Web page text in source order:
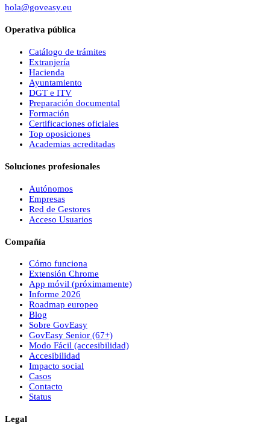
hola@goveasy.eu
Operativa pública
Catálogo de trámites
Extranjería
Hacienda
Ayuntamiento
DGT e ITV
Preparación documental
Formación
Certificaciones oficiales
Top oposiciones
Academias acreditadas
Soluciones profesionales
Autónomos
Empresas
Red de Gestores
Acceso Usuarios
Compañía
Cómo funciona
Extensión Chrome
App móvil (próximamente)
Informe 2026
Roadmap europeo
Blog
Sobre GovEasy
GovEasy Senior (67+)
Modo Fácil (accesibilidad)
Accesibilidad
Impacto social
Casos
Contacto
Status
Legal